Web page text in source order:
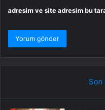
adresim ve site adresim bu
Son